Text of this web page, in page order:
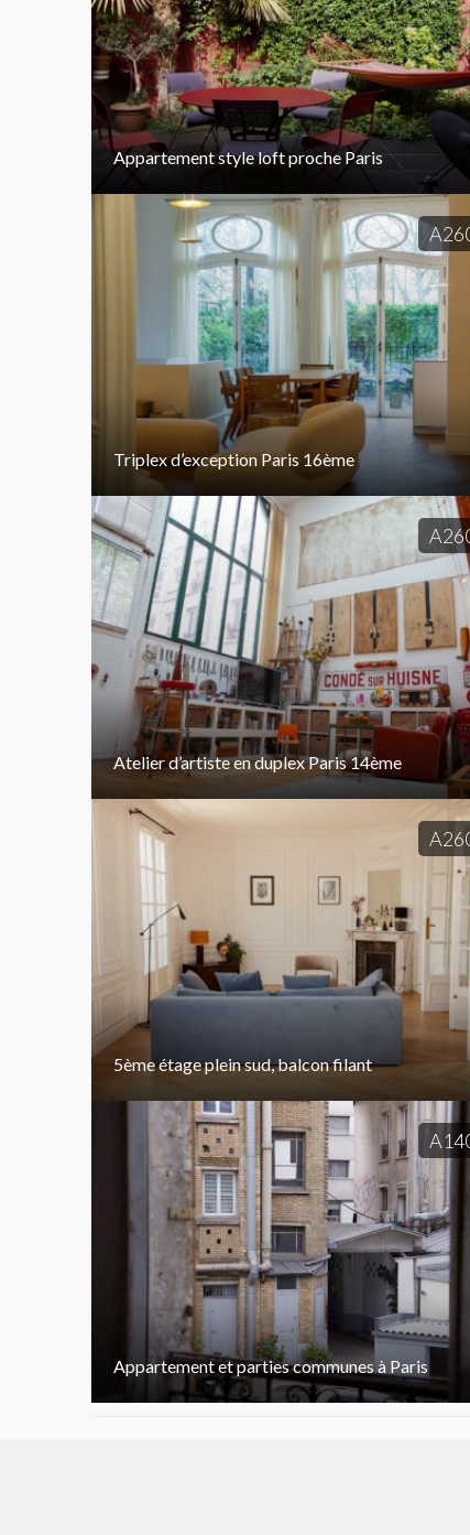
Appartement style loft proche Paris
Triplex d’exception Paris 16ème
Atelier d’artiste en duplex Paris 14ème
5ème étage plein sud, balcon filant
Appartement et parties communes à Paris